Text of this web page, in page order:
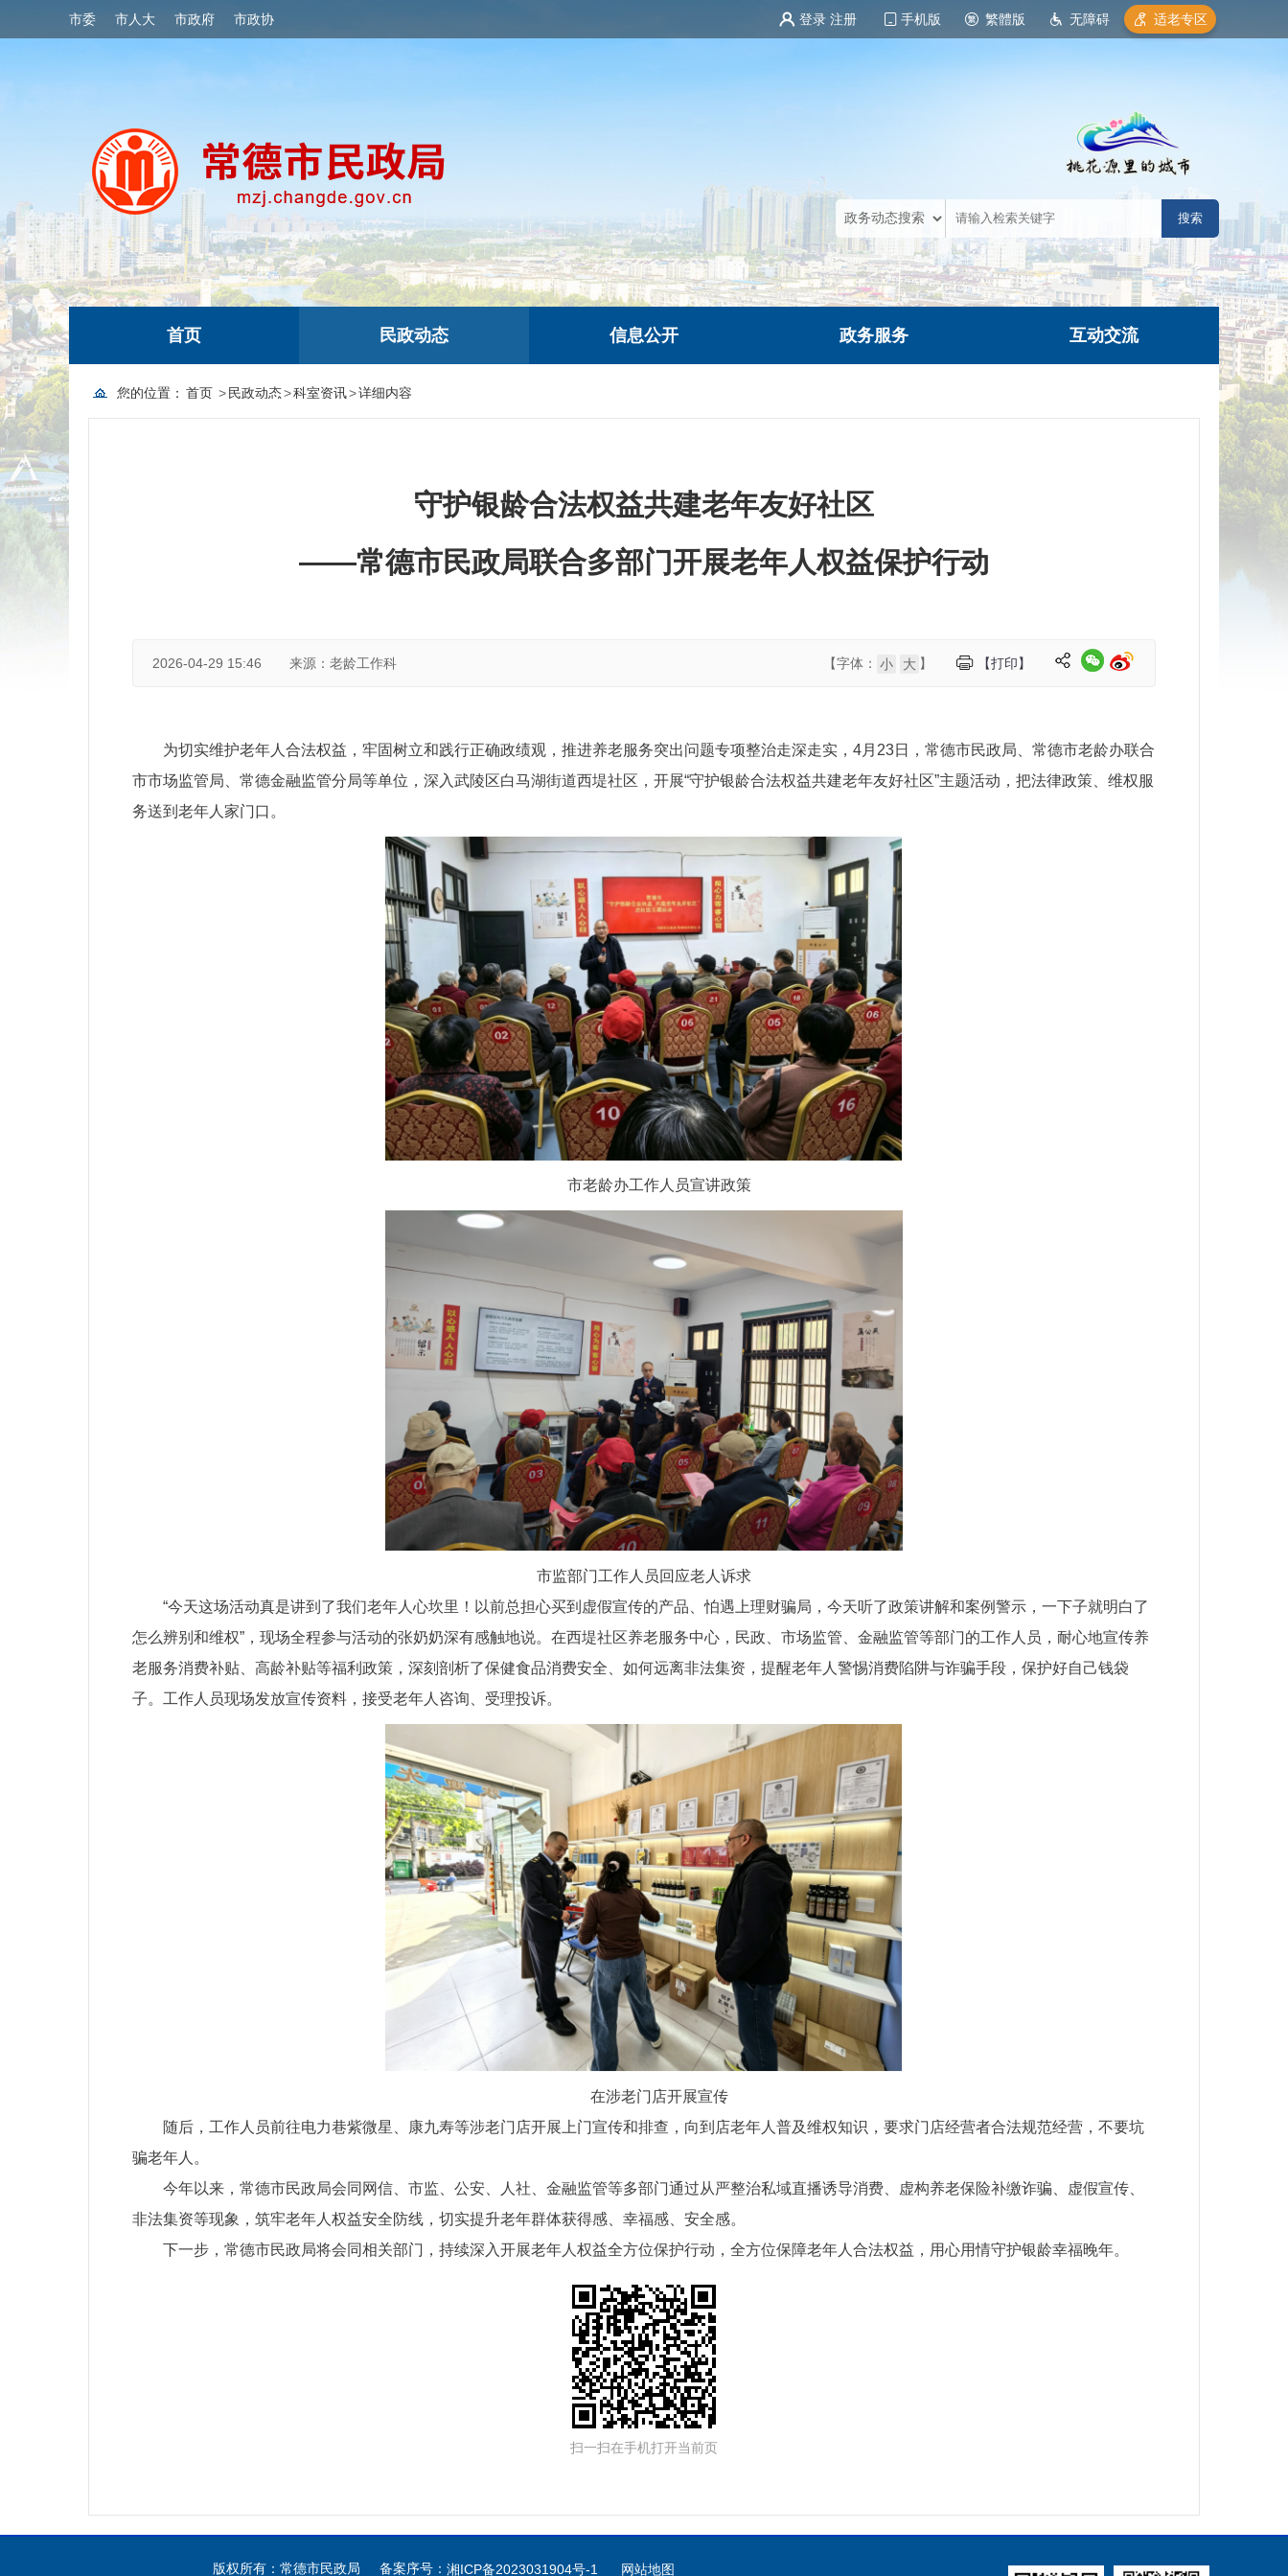
市委 市人大 市政府 市政协 登录 注册 手机版 繁體版 无障碍 适老专区
首页 民政动态 信息公开 政务服务 互动交流
您的位置： 首页 > 民政动态>科室资讯>详细内容
守护银龄合法权益共建老年友好社区
——常德市民政局联合多部门开展老年人权益保护行动
2026-04-29 15:46 来源：老龄工作科 【打印】
【字体： 小 大 】
为切实维护老年人合法权益，牢固树立和践行正确政绩观，推进养老服务突出问题专项整治走深走实，4月23日，常德市民政局、常德市老龄办联合
市市场监管局、常德金融监管分局等单位，深入武陵区白马湖街道西堤社区，开展“守护银龄合法权益共建老年友好社区”主题活动，把法律政策、维权服
务送到老年人家门口。
市老龄办工作人员宣讲政策
市监部门工作人员回应老人诉求
“今天这场活动真是讲到了我们老年人心坎里！以前总担心买到虚假宣传的产品、怕遇上理财骗局，今天听了政策讲解和案例警示，一下子就明白了
怎么辨别和维权”，现场全程参与活动的张奶奶深有感触地说。在西堤社区养老服务中心，民政、市场监管、金融监管等部门的工作人员，耐心地宣传养
老服务消费补贴、高龄补贴等福利政策，深刻剖析了保健食品消费安全、如何远离非法集资，提醒老年人警惕消费陷阱与诈骗手段，保护好自己钱袋
子。工作人员现场发放宣传资料，接受老年人咨询、受理投诉。
在涉老门店开展宣传
随后，工作人员前往电力巷紫微星、康九寿等涉老门店开展上门宣传和排查，向到店老年人普及维权知识，要求门店经营者合法规范经营，不要坑
骗老年人。
今年以来，常德市民政局会同网信、市监、公安、人社、金融监管等多部门通过从严整治私域直播诱导消费、虚构养老保险补缴诈骗、虚假宣传、
非法集资等现象，筑牢老年人权益安全防线，切实提升老年群体获得感、幸福感、安全感。
下一步，常德市民政局将会同相关部门，持续深入开展老年人权益全方位保护行动，全方位保障老年人合法权益，用心用情守护银龄幸福晚年。
扫一扫在手机打开当前页
版权所有：常德市民政局 备案序号： 湘ICP备2023031904号-1 网站地图